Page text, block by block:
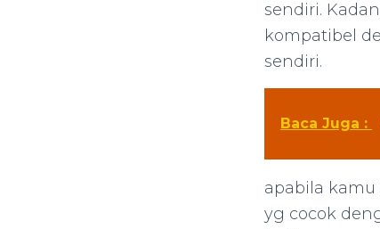
sendiri.
kompatibel
sendiri.
Baca Juga :
apabila
yg cocok